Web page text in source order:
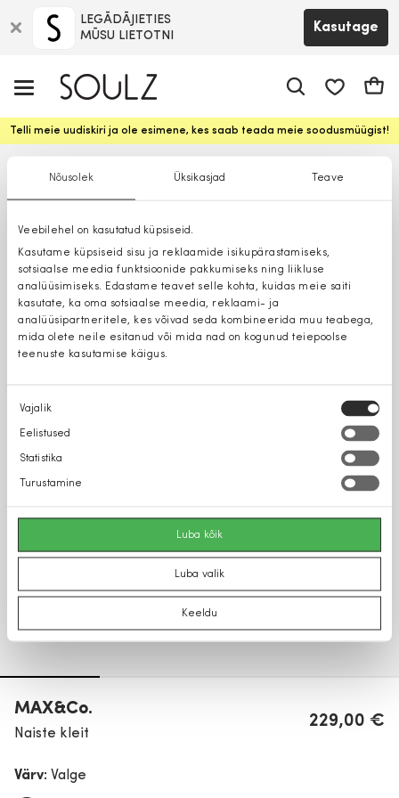
Nõusolek Üksikasjad Teave
Veebilehel on kasutatud küpsiseid.
Kasutame küpsiseid sisu ja reklaamide isikupärastamiseks,
sotsiaalse meedia funktsioonide pakkumiseks ning liikluse
analüüsimiseks. Edastame teavet selle kohta, kuidas meie saiti
kasutate, ka oma sotsiaalse meedia, reklaami- ja
analüüsipartneritele, kes võivad seda kombineerida muu teabega,
mida olete neile esitanud või mida nad on kogunud teiepoolse
teenuste kasutamise käigus.
Nõusoleku
valik
Vajalik
Eelistused
Statistika
Turustamine
Luba kõik
Luba valik
Keeldu
LEGĀDĀJIETIES
MŪSU LIETOTNI
Kasutage
Telli meie uudiskiri ja ole esimene, kes saab teada meie soodusmüügist!
MAX&Co.
Naiste kleit
229,00 €
Värv: Valge